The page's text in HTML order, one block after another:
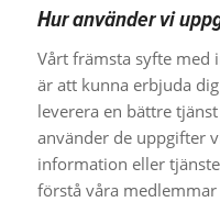
Hur använder vi
Vårt främsta syfte med
är att kunna erbjuda
leverera en bättre
använder de uppgifter
information eller
förstå våra